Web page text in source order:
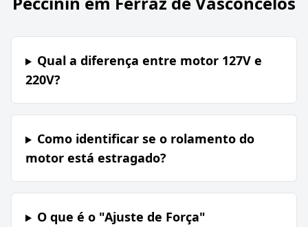
Qual a diferença entre motor 127V e
220V?
Como identificar se o rolamento do
motor está estragado?
O que é o "Ajuste de Força"